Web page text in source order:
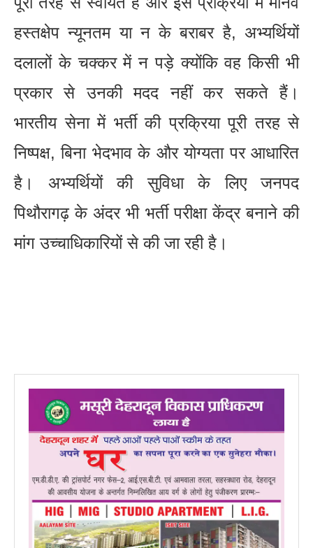
हस्तक्षेप न्यूनतम या न के बराबर है, अभ्यर्थियों
दलालों के चक्कर में न पड़े क्योंकि वह किसी भी
प्रकार से उनकी मदद नहीं कर सकते हैं।
भारतीय सेना में भर्ती की प्रक्रिया पूरी तरह से
निष्पक्ष, बिना भेदभाव के और योग्यता पर आधारित
है। अभ्यर्थियों की सुविधा के लिए जनपद
पिथौरागढ़ के अंदर भी भर्ती परीक्षा केंद्र बनाने की
मांग उच्चाधिकारियों से की जा रही है।